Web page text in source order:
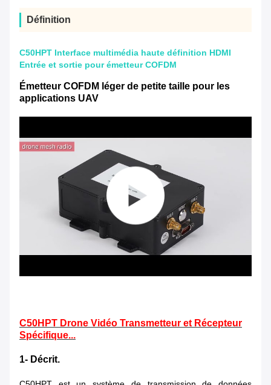
Définition
C50HPT Interface multimédia haute définition HDMI
Entrée et sortie pour émetteur COFDM
Émetteur COFDM léger de petite taille pour les
applications UAV
C50HPT Drone Vidéo Transmetteur et Récepteur
Spécifique...
1- Décrit.